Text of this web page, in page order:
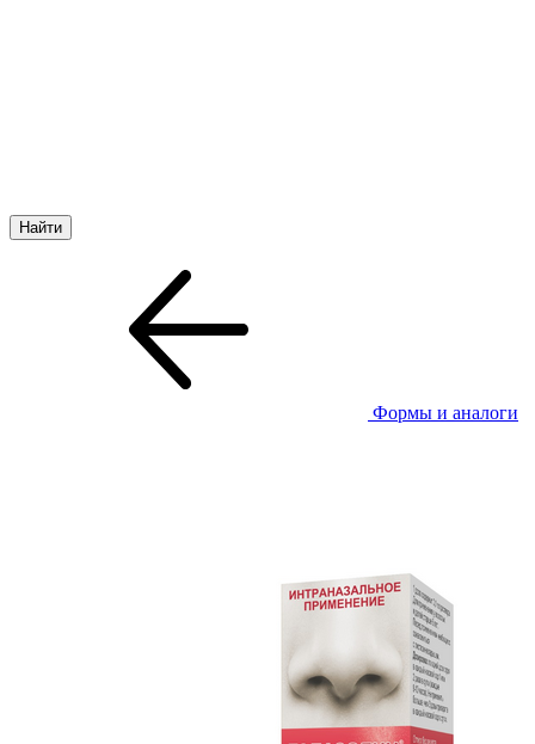
Формы и аналоги